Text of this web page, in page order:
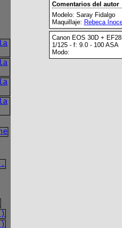
Comentarios del autor
Modelo: Saray Fidalgo
Maquillaje: Rebeca
Canon EOS 30D +
1/125 - f: 9.0 - 100 ASA
Modo: